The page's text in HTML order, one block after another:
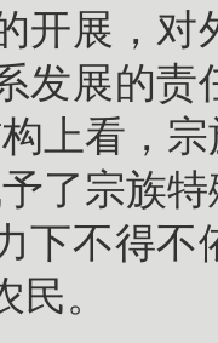
开展，对
发展的责
上看，
了宗族
下不得
。